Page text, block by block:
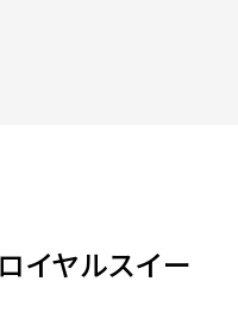
イヤルスイー